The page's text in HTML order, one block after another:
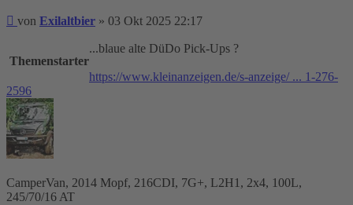
Beitrag
von Exilaltbier » 03 Okt 2025 22:17
Themenstarter
...blaue alte DüDo Pick-Ups ?
https://www.kleinanzeigen.de/s-anzeige/ ... 1-276-
2596
CamperVan, 2014 Mopf, 216CDI, 7G+, L2H1, 2x4, 100L,
245/70/16 AT